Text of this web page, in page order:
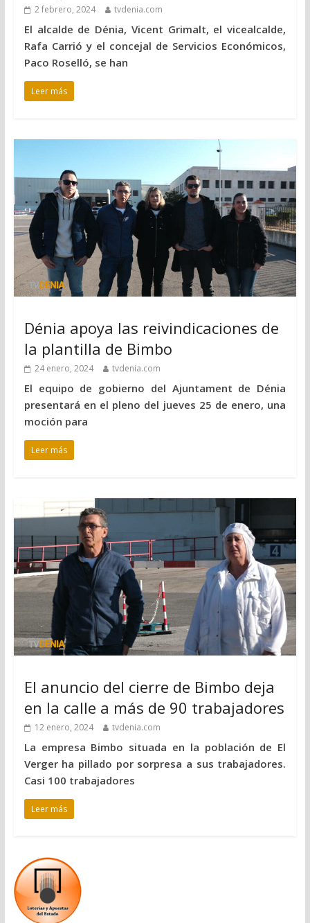
2 febrero, 2024 tvdenia.com
El alcalde de Dénia, Vicent Grimalt, el vicealcalde,
Rafa Carrió y el concejal de Servicios Económicos,
Paco Roselló, se han
Leer más
Dénia apoya las reivindicaciones de
la plantilla de Bimbo
24 enero, 2024 tvdenia.com
El equipo de gobierno del Ajuntament de Dénia
presentará en el pleno del jueves 25 de enero, una
moción para
Leer más
El anuncio del cierre de Bimbo deja
en la calle a más de 90 trabajadores
12 enero, 2024 tvdenia.com
La empresa Bimbo situada en la población de El
Verger ha pillado por sorpresa a sus trabajadores.
Casi 100 trabajadores
Leer más